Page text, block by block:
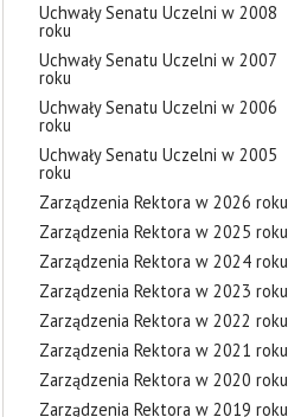
Uchwały Senatu Uczelni w 2008
roku
Uchwały Senatu Uczelni w 2007
roku
Uchwały Senatu Uczelni w 2006
roku
Uchwały Senatu Uczelni w 2005
roku
Zarządzenia Rektora w 2026 roku
Zarządzenia Rektora w 2025 roku
Zarządzenia Rektora w 2024 roku
Zarządzenia Rektora w 2023 roku
Zarządzenia Rektora w 2022 roku
Zarządzenia Rektora w 2021 roku
Zarządzenia Rektora w 2020 roku
Zarządzenia Rektora w 2019 roku